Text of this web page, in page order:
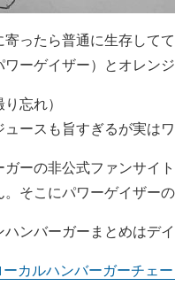
寄ったら普通に生存して
ーゲイザー）とオレンジ
忘れ）
ースも旨すぎるが実は
ーの非公式ファンサイ
。そこにパワーゲイザー
ンバーガーまとめはデ
カルハンバーガーチェ